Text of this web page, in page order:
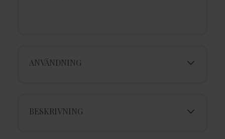
ANVÄNDNING
BESKRIVNING